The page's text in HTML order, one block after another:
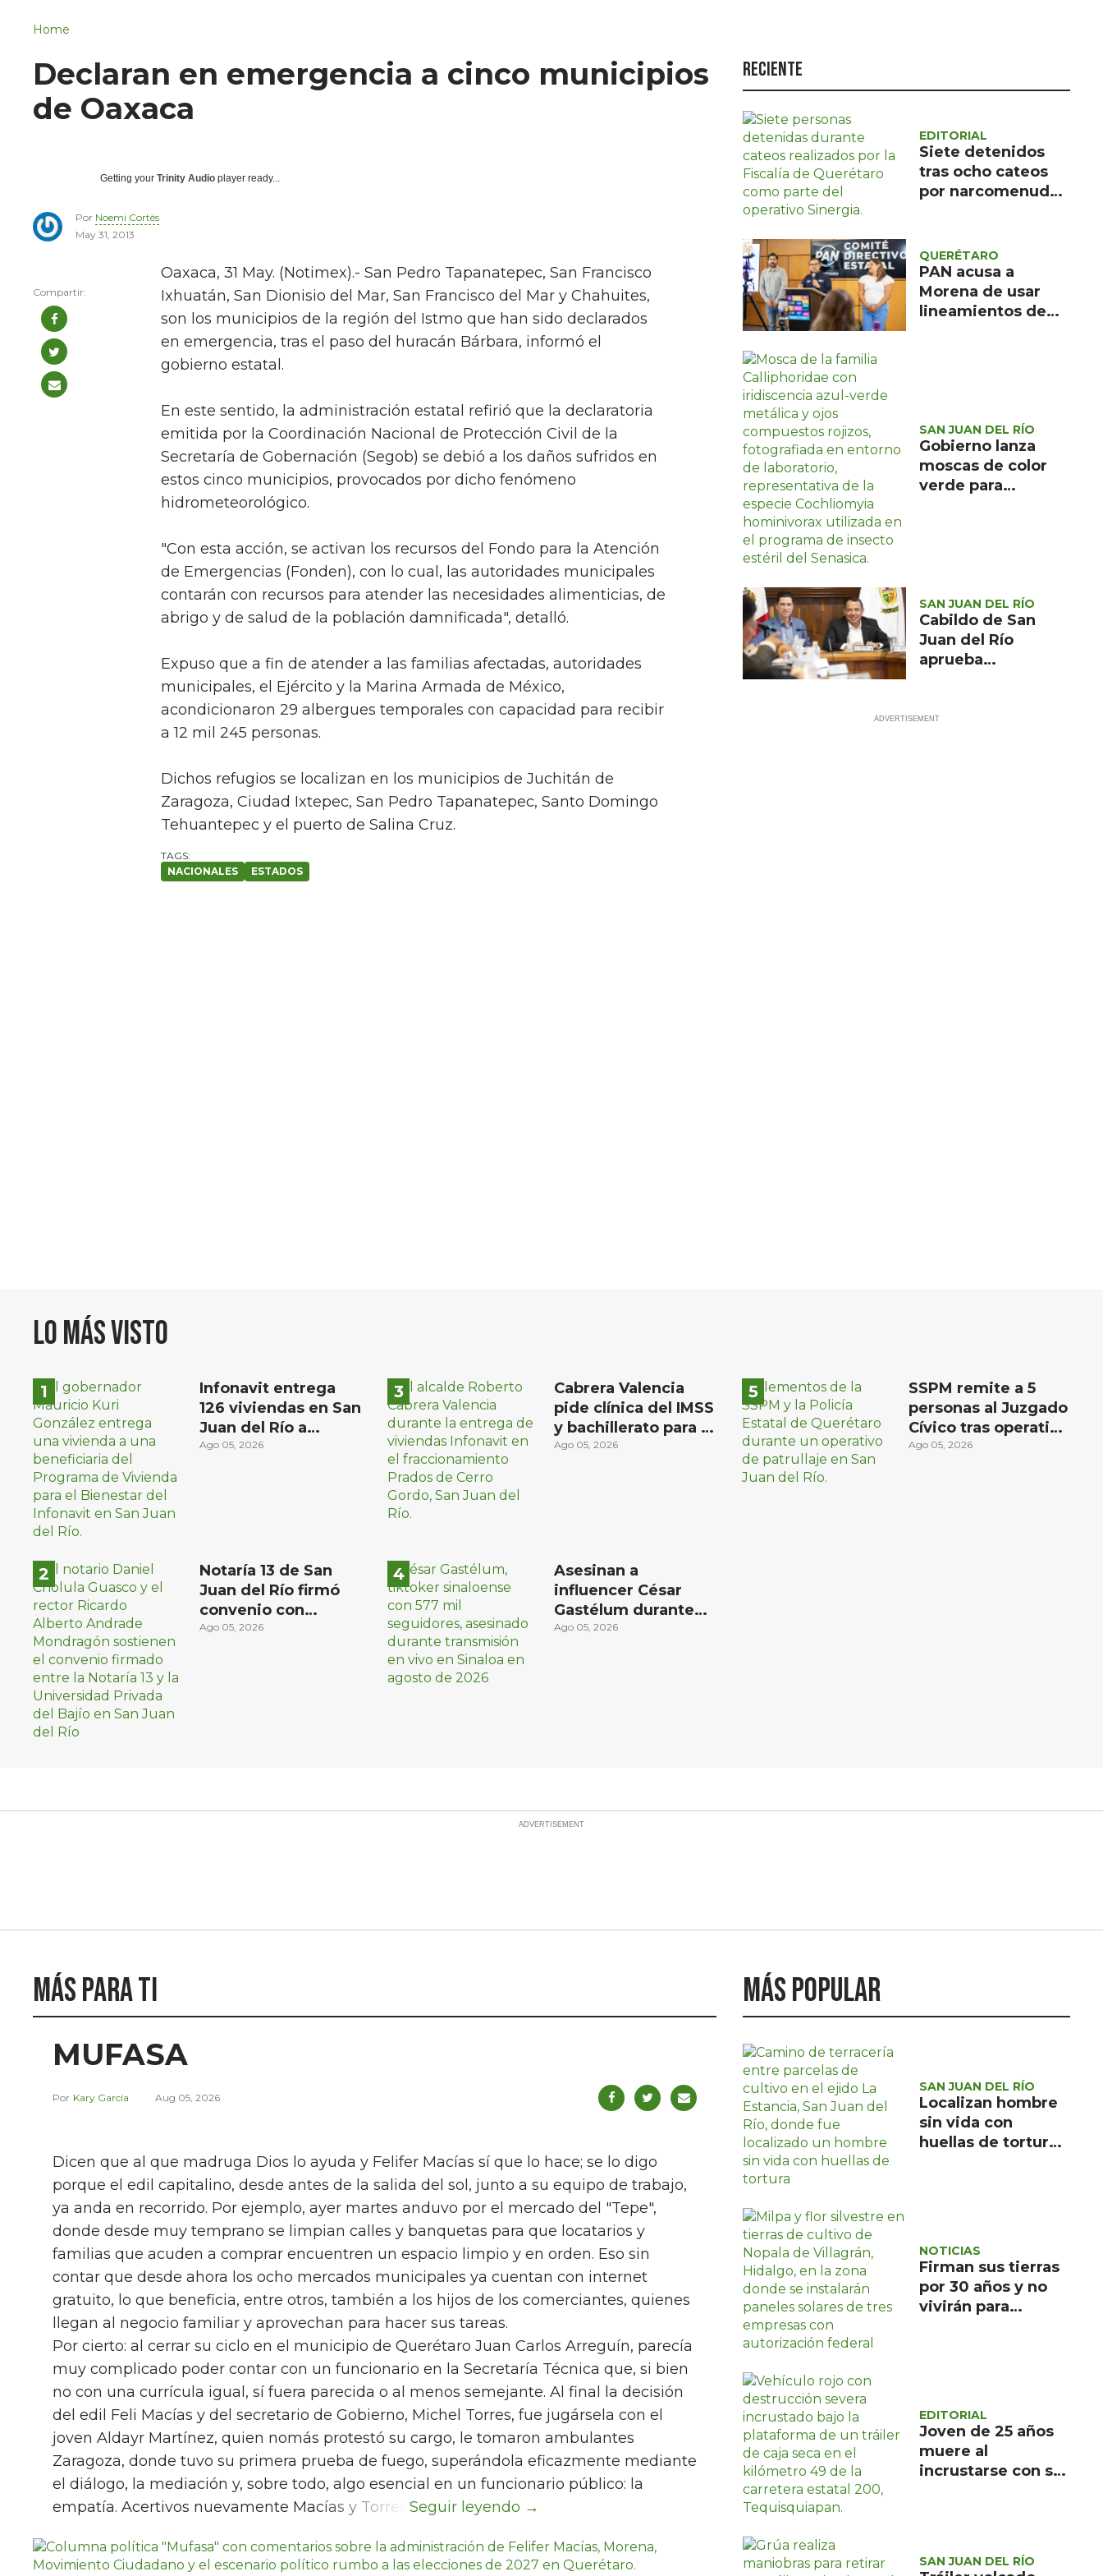
Política
Turismo
Asuntos Sociales
Opinión
Home
Declaran en emergencia a cinco municipios
de Oaxaca
Getting your Trinity Audio player ready...
Por Noemi Cortés
May 31, 2013
Oaxaca, 31 May. (Notimex).- San Pedro Tapanatepec, San Francisco
Ixhuatán, San Dionisio del Mar, San Francisco del Mar y Chahuites,
son los municipios de la región del Istmo que han sido declarados
en emergencia, tras el paso del huracán Bárbara, informó el
gobierno estatal.
En este sentido, la administración estatal refirió que la declaratoria
emitida por la Coordinación Nacional de Protección Civil de la
Secretaría de Gobernación (Segob) se debió a los daños sufridos en
estos cinco municipios, provocados por dicho fenómeno
hidrometeorológico.
"Con esta acción, se activan los recursos del Fondo para la Atención
de Emergencias (Fonden), con lo cual, las autoridades municipales
contarán con recursos para atender las necesidades alimenticias, de
abrigo y de salud de la población damnificada", detalló.
Expuso que a fin de atender a las familias afectadas, autoridades
municipales, el Ejército y la Marina Armada de México,
acondicionaron 29 albergues temporales con capacidad para recibir
a 12 mil 245 personas.
Dichos refugios se localizan en los municipios de Juchitán de
Zaragoza, Ciudad Ixtepec, San Pedro Tapanatepec, Santo Domingo
Tehuantepec y el puerto de Salina Cruz.
NACIONALES ESTADOS
Reciente
EDITORIAL
Siete detenidos
tras ocho cateos
por narcomenudeo
QUERÉTARO
PAN acusa a
Morena de usar
lineamientos de
SAN JUAN DEL RÍO
Gobierno lanza
moscas de color
verde para
SAN JUAN DEL RÍO
Cabildo de San
Juan del Río
aprueba
dominio para
Lo más visto
Infonavit entrega
126 viviendas en San
Juan del Río a
familias de bajos
Ago 05, 2026
Notaría 13 de San
Juan del Río firmó
convenio con
Universidad Privada
Ago 05, 2026
Cabrera Valencia
pide clínica del IMSS
y bachillerato para la
zona oriente de San
Ago 05, 2026
Asesinan a
influencer César
Gastélum durante
transmisión en vivo
Ago 05, 2026
SSPM remite a 5
personas al Juzgado
Cívico tras operativo
en San Juan del Río
Ago 05, 2026
Más para ti
MUFASA
Kary García Aug 05, 2026
Dicen que al que madruga Dios lo ayuda y Felifer Macías sí que lo hace; se lo digo
porque el edil capitalino, desde antes de la salida del sol, junto a su equipo de trabajo,
ya anda en recorrido. Por ejemplo, ayer martes anduvo por el mercado del "Tepe",
donde desde muy temprano se limpian calles y banquetas para que locatarios y
familias que acuden a comprar encuentren un espacio limpio y en orden. Eso sin
contar que desde ahora los ocho mercados municipales ya cuentan con internet
gratuito, lo que beneficia, entre otros, también a los hijos de los comerciantes, quienes
llegan al negocio familiar y aprovechan para hacer sus tareas.
Por cierto: al cerrar su ciclo en el municipio de Querétaro Juan Carlos Arreguín, parecía
muy complicado poder contar con un funcionario en la Secretaría Técnica que, si bien
no con una currícula igual, sí fuera parecida o al menos semejante. Al final la decisión
del edil Feli Macías y del secretario de Gobierno, Michel Torres, fue jugársela con el
joven Aldayr Martínez, quien nomás protestó su cargo, le tomaron ambulantes
Zaragoza, donde tuvo su primera prueba de fuego, superándola eficazmente mediante
el diálogo, la mediación y, sobre todo, algo esencial en un funcionario público: la
empatía. Acertivos nuevamente Macías y Torres.
Más popular
SAN JUAN DEL RÍO
Localizan hombre
sin vida con
huellas de tortura
NOTICIAS
Firman sus tierras
por 30 años y no
vivirán para
EDITORIAL
Joven de 25 años
muere al
incrustarse con su
Tequisquiapan
SAN JUAN DEL RÍO